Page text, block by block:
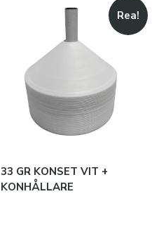
Rea!
33 GR KONSET VIT +
KONHÅLLARE